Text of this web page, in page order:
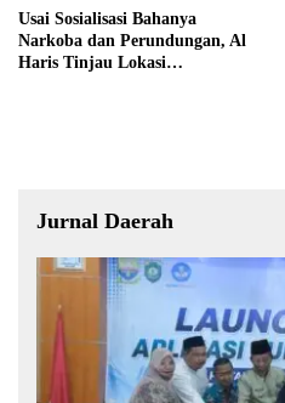
Usai Sosialisasi Bahanya
Narkoba dan Perundungan, Al
Haris Tinjau Lokasi
Jurnal Daerah